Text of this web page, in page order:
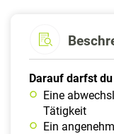
Darauf darfst
Eine
Tätigkeit
Ein